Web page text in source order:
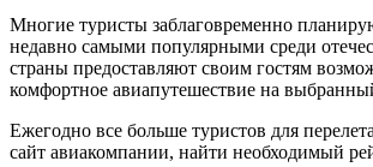
Многие туристы заблаговременно
недавно самыми популярными среди
страны предоставляют своим гостям
комфортное авиапутешествие на
Ежегодно все больше туристов для
сайт авиакомпании, найти необходимый